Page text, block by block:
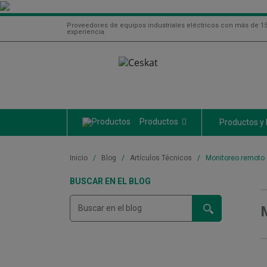
Proveedores de equipos industriales eléctricos con más de
experiencia.
Productos Productos y
Inicio Blog Artículos Técnicos Monitoreo
BUSCAR EN EL BLOG